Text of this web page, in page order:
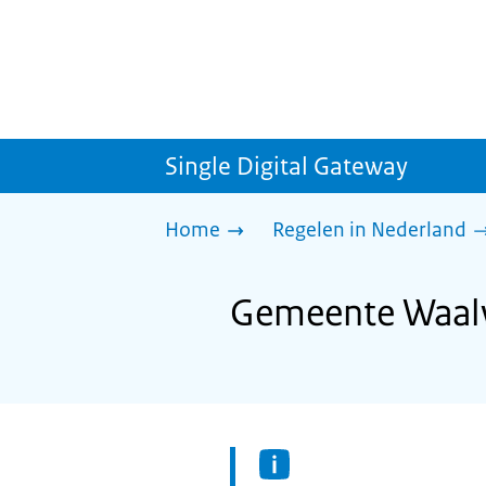
Single Digital Gateway
Home Regelen in Nederland
Gemeente